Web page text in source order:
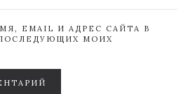
EMAIL И АДРЕС САЙТА В
МОИХ